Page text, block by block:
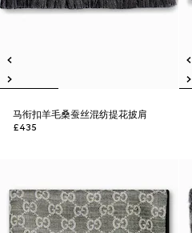
马衔扣羊毛桑蚕丝混纺提花披肩
£435